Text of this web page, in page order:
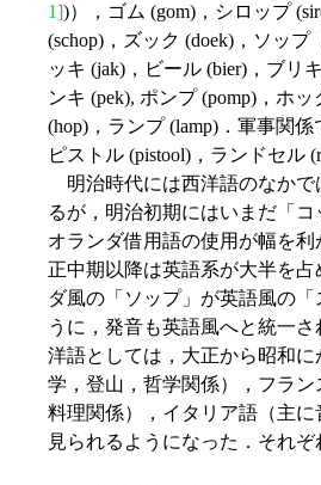
1])），ゴム (gom)，シロップ
(schop)，ズック (doek)，ソップ
ッキ (jak)，ビール (bier)，ブリ
ンキ (pek), ポンプ (pomp)，ホ
(hop)，ランプ (lamp)．軍事関係
ピストル (pistool)，ランドセル
明治時代には西洋語のなかで
るが，明治初期にはいまだ「
オランダ借用語の使用が幅を
正中期以降は英語系が大半を
ダ風の「ソップ」が英語風の
うに，発音も英語風へと統一
洋語としては，大正から昭和
学，登山，哲学関係），フラン
料理関係），イタリア語（主
見られるようになった．それぞ